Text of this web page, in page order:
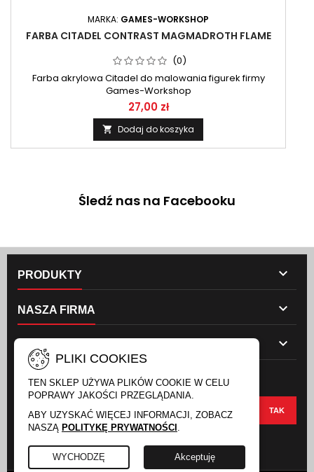
MARKA: GAMES-WORKSHOP
FARBA CITADEL CONTRAST MAGMADROTH FLAME
(0)
Farba akrylowa Citadel do malowania figurek firmy
Games-Workshop
27,00 zł
 Dodaj do koszyka
Śledź nas na Facebooku
PRODUKTY 
NASZA FIRMA 

PLIKI COOKIES
TEN SKLEP UŻYWA PLIKÓW COOKIE W CELU
POPRAWY JAKOŚCI PRZEGLĄDANIA.
ABY UZYSKAĆ WIĘCEJ INFORMACJI, ZOBACZ
NASZĄ POLITYKĘ PRYWATNOŚCI .
WYCHODZĘ Akceptuję
NEWSLETTER
FACEBOOKINSTAGRAM